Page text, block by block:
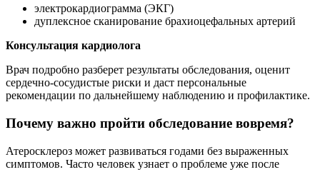
электрокардиограмма (ЭКГ)
дуплексное сканирование брахиоцефальных артерий
Консультация кардиолога
Врач подробно разберет результаты обследования, оценит
сердечно-сосудистые риски и даст персональные
рекомендации по дальнейшему наблюдению и профилактике.
Почему важно пройти обследование вовремя?
Атеросклероз может развиваться годами без выраженных
симптомов. Часто человек узнает о проблеме уже после